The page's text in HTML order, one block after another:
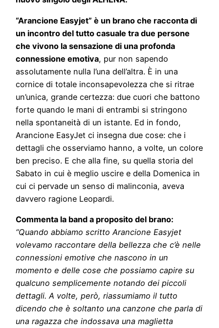
“Arancione Easyjet” è un brano che racconta di
un incontro del tutto casuale tra due persone
che vivono la sensazione di una profonda
connessione emotiva, pur non sapendo
assolutamente nulla l’una dell’altra. È in una
cornice di totale inconsapevolezza che si ritrae
un’unica, grande certezza: due cuori che battono
forte quando le mani di entrambi si stringono
nella spontaneità di un istante. Ed in fondo,
Arancione EasyJet ci insegna due cose: che i
dettagli che osserviamo hanno, a volte, un colore
ben preciso. E che alla fine, su quella storia del
Sabato in cui è meglio uscire e della Domenica in
cui ci pervade un senso di malinconia, aveva
davvero ragione Leopardi.
Commenta la band a proposito del brano:
“Quando abbiamo scritto Arancione Easyjet
volevamo raccontare della bellezza che c’è nelle
connessioni emotive che nascono in un
momento e delle cose che possiamo capire su
qualcuno semplicemente notando dei piccoli
dettagli. A volte, però, riassumiamo il tutto
dicendo che è soltanto una canzone che parla di
una ragazza che indossava una maglietta